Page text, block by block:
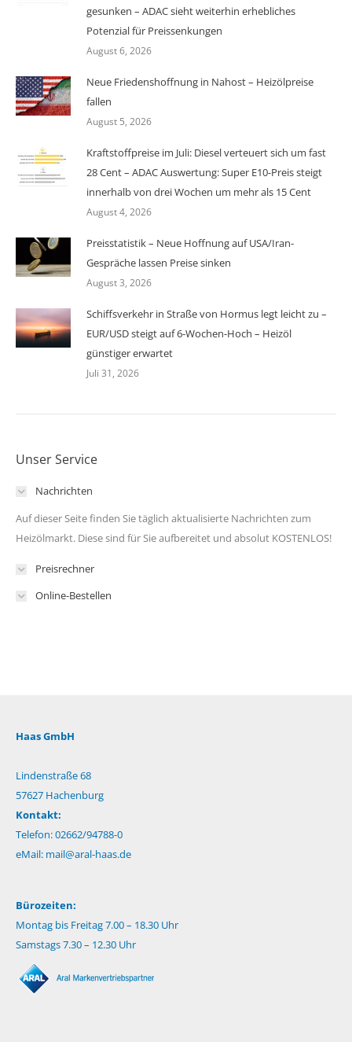
gesunken – ADAC sieht weiterhin erhebliches
Potenzial für Preissenkungen
August 6, 2026
Neue Friedenshoffnung in Nahost – Heizölpreise
fallen
August 5, 2026
Kraftstoffpreise im Juli: Diesel verteuert sich um fast
28 Cent – ADAC Auswertung: Super E10-Preis steigt
innerhalb von drei Wochen um mehr als 15 Cent
August 4, 2026
Preisstatistik – Neue Hoffnung auf USA/Iran-
Gespräche lassen Preise sinken
August 3, 2026
Schiffsverkehr in Straße von Hormus legt leicht zu –
EUR/USD steigt auf 6-Wochen-Hoch – Heizöl
günstiger erwartet
Juli 31, 2026
Unser Service
Nachrichten
Auf dieser Seite finden Sie täglich aktualisierte Nachrichten zum
Heizölmarkt. Diese sind für Sie aufbereitet und absolut KOSTENLOS!
Preisrechner
Online-Bestellen
Haas GmbH
Lindenstraße 68
57627 Hachenburg
Kontakt:
Telefon: 02662/94788-0
eMail: mail@aral-haas.de
Bürozeiten:
Montag bis Freitag 7.00 – 18.30 Uhr
Samstags 7.30 – 12.30 Uhr